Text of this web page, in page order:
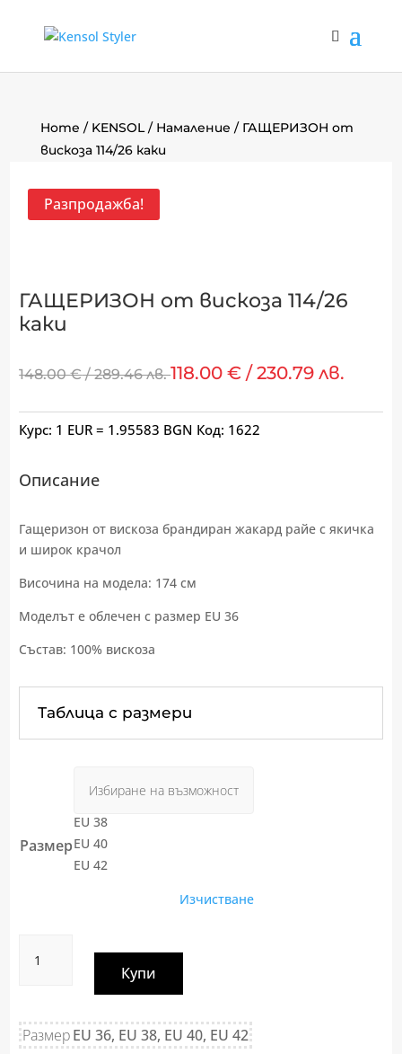
Home / KENSOL/ Намаление / ГАЩЕРИЗОН от
вискоза 114/26 каки
Разпродажба!
ГАЩЕРИЗОН от вискоза 114/26
каки
148.00€/ 289.46 лв.118.00€ / 230.79 лв.
Курс: 1 EUR = 1.95583 BGN Код: 1622
Описание
Гащеризон от вискоза брандиран жакард райе с якичка
и широк крачол
Височина на модела: 174 см
Моделът е облечен с размер EU 36
Състав: 100% вискоза
Таблица с размери
Размер
EU 38
EU 40
EU 42
Изчистване
вискоза
114/26
Купи
РазмерEU 36, EU 38, EU 40, EU 42